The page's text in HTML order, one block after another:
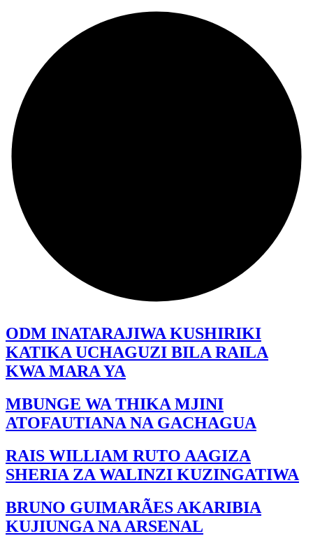
ODM INATARAJIWA KUSHIRIKI
KATIKA UCHAGUZI BILA RAILA
KWA MARA YA
MBUNGE WA THIKA MJINI
ATOFAUTIANA NA GACHAGUA
RAIS WILLIAM RUTO AAGIZA
SHERIA ZA WALINZI KUZINGATIWA
BRUNO GUIMARÃES AKARIBIA
KUJIUNGA NA ARSENAL